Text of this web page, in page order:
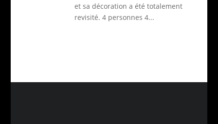
et sa décoration a été totalement
revisité. 4 personnes 4...